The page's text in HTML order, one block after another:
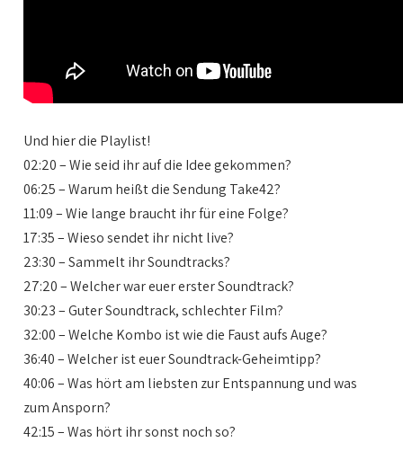
Und hier die Playlist!
02:20 – Wie seid ihr auf die Idee gekommen?
06:25 – Warum heißt die Sendung Take42?
11:09 – Wie lange braucht ihr für eine Folge?
17:35 – Wieso sendet ihr nicht live?
23:30 – Sammelt ihr Soundtracks?
27:20 – Welcher war euer erster Soundtrack?
30:23 – Guter Soundtrack, schlechter Film?
32:00 – Welche Kombo ist wie die Faust aufs Auge?
36:40 – Welcher ist euer Soundtrack-Geheimtipp?
40:06 – Was hört am liebsten zur Entspannung und was
zum Ansporn?
42:15 – Was hört ihr sonst noch so?